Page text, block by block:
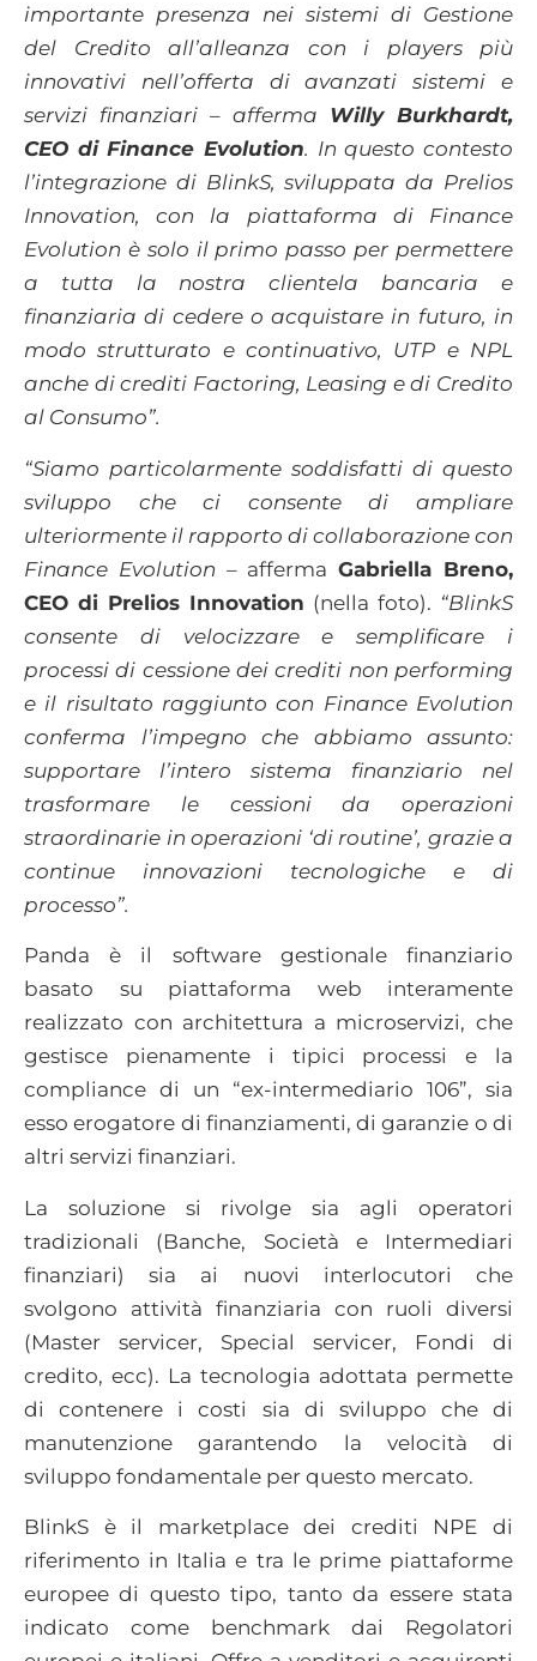
importante presenza nei sistemi di Gestione
del Credito all’alleanza con i players più
innovativi nell’offerta di avanzati sistemi e
servizi finanziari – afferma Willy Burkhardt,
CEO di Finance Evolution. In questo contesto
l’integrazione di BlinkS, sviluppata da Prelios
Innovation, con la piattaforma di Finance
Evolution è solo il primo passo per permettere
a tutta la nostra clientela bancaria e
finanziaria di cedere o acquistare in futuro, in
modo strutturato e continuativo, UTP e NPL
anche di crediti Factoring, Leasing e di Credito
al Consumo”.
“Siamo particolarmente soddisfatti di questo
sviluppo che ci consente di ampliare
ulteriormente il rapporto di collaborazione con
Finance Evolution – affermaGabriella Breno,
CEO di Prelios Innovation (nella foto). “BlinkS
consente di velocizzare e semplificare i
processi di cessione dei crediti non performing
e il risultato raggiunto con Finance Evolution
conferma l’impegno che abbiamo assunto:
supportare l’intero sistema finanziario nel
trasformare le cessioni da operazioni
straordinarie in operazioni ‘di routine’, grazie a
continue innovazioni tecnologiche e di
processo”.
Panda è il software gestionale finanziario
basato su piattaforma web interamente
realizzato con architettura a microservizi, che
gestisce pienamente i tipici processi e la
compliance di un “ex-intermediario 106”, sia
esso erogatore di finanziamenti, di garanzie o di
altri servizi finanziari.
La soluzione si rivolge sia agli operatori
tradizionali (Banche, Società e Intermediari
finanziari) sia ai nuovi interlocutori che
svolgono attività finanziaria con ruoli diversi
(Master servicer, Special servicer, Fondi di
credito, ecc). La tecnologia adottata permette
di contenere i costi sia di sviluppo che di
manutenzione garantendo la velocità di
sviluppo fondamentale per questo mercato.
BlinkS è il marketplace dei crediti NPE di
riferimento in Italia e tra le prime piattaforme
europee di questo tipo, tanto da essere stata
indicato come benchmark dai Regolatori